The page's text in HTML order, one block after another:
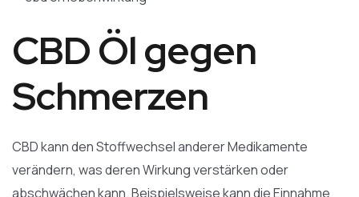
CBD Öl gegen
Schmerzen
CBD kann den Stoffwechsel anderer Medikamente
verändern, was deren Wirkung verstärken oder
abschwächen kann. Beispielsweise kann die Einnahme